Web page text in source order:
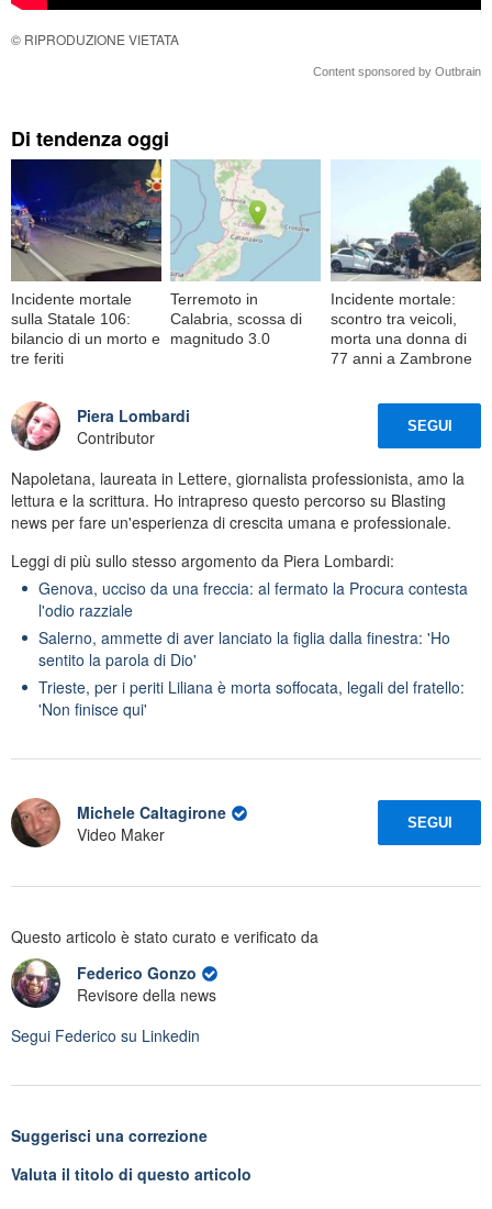
© RIPRODUZIONE VIETATA
Content sponsored by Outbrain
Di tendenza oggi
Incidente mortale
sulla Statale 106:
bilancio di un morto e
tre feriti
Terremoto in
Calabria, scossa di
magnitudo 3.0
Incidente mortale:
scontro tra veicoli,
morta una donna di
77 anni a Zambrone
Piera Lombardi
Contributor
SEGUI
Napoletana, laureata in Lettere, giornalista professionista, amo la
lettura e la scrittura. Ho intrapreso questo percorso su Blasting
news per fare un'esperienza di crescita umana e professionale.
Leggi di più sullo stesso argomento da Piera Lombardi:
Genova, ucciso da una freccia: al fermato la Procura contesta
l'odio razziale
Salerno, ammette di aver lanciato la figlia dalla finestra: 'Ho
sentito la parola di Dio'
Trieste, per i periti Liliana è morta soffocata, legali del fratello:
'Non finisce qui'
Michele Caltagirone
Video Maker
SEGUI
Questo articolo è stato curato e verificato da
Federico Gonzo
Revisore della news
Segui Federico su Linkedin
Suggerisci una correzione
Valuta il titolo di questo articolo